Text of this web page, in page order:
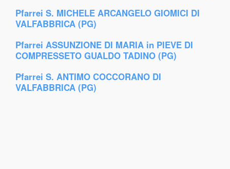
Pfarrei S. MICHELE ARCANGELO GIOMICI DI
VALFABBRICA (PG)
Pfarrei ASSUNZIONE DI MARIA in PIEVE DI
COMPRESSETO GUALDO TADINO (PG)
Pfarrei S. ANTIMO COCCORANO DI
VALFABBRICA (PG)